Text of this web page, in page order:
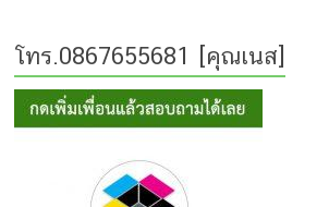
โทร.0867655681 [คุณเนส]